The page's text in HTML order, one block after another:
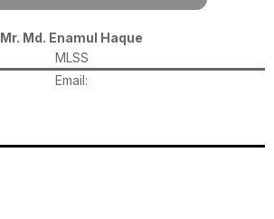
Mr. Md. Enamul Haque
MLSS
Email: